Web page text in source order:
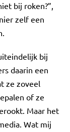
bij roken?”,
zelf een
bij
daarin een
ze zoveel
of ze
Maar het
Wat mij